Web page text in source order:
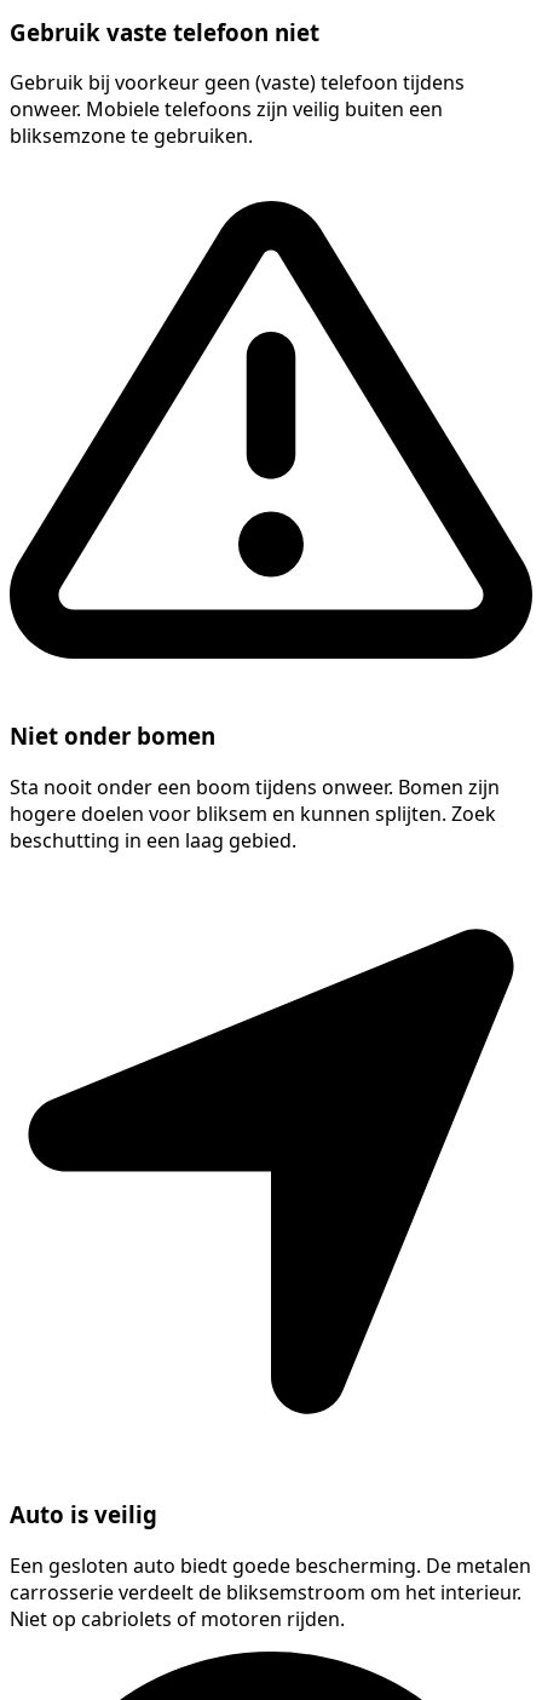
Gebruik vaste telefoon niet
Gebruik bij voorkeur geen (vaste) telefoon tijdens
onweer. Mobiele telefoons zijn veilig buiten een
bliksemzone te gebruiken.
Niet onder bomen
Sta nooit onder een boom tijdens onweer. Bomen zijn
hogere doelen voor bliksem en kunnen splijten. Zoek
beschutting in een laag gebied.
Auto is veilig
Een gesloten auto biedt goede bescherming. De metalen
carrosserie verdeelt de bliksemstroom om het interieur.
Niet op cabriolets of motoren rijden.